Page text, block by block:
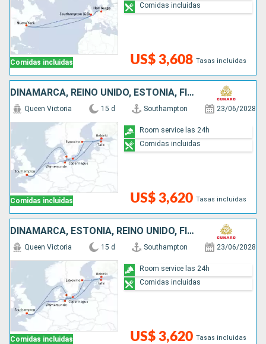
Comidas incluidas US$ 3,608 Tasas incluidas
Comidas incluidas
DINAMARCA, REINO UNIDO, ESTONIA, FINLANDIA, SUECIA, ALEMANIA
Comidas incluidas
Queen Victoria 15 d Southampton 23/06/2028
US$ 3,620 Tasas incluidas
Room service las 24h
Comidas incluidas
DINAMARCA, ESTONIA, REINO UNIDO, FINLANDIA, SUECIA, ALEMANIA
Comidas incluidas
Queen Victoria 15 d Southampton 23/06/2028
US$ 3,620 Tasas incluidas
Room service las 24h
Comidas incluidas